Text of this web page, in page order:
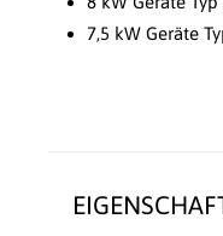
7,5 kW Geräte